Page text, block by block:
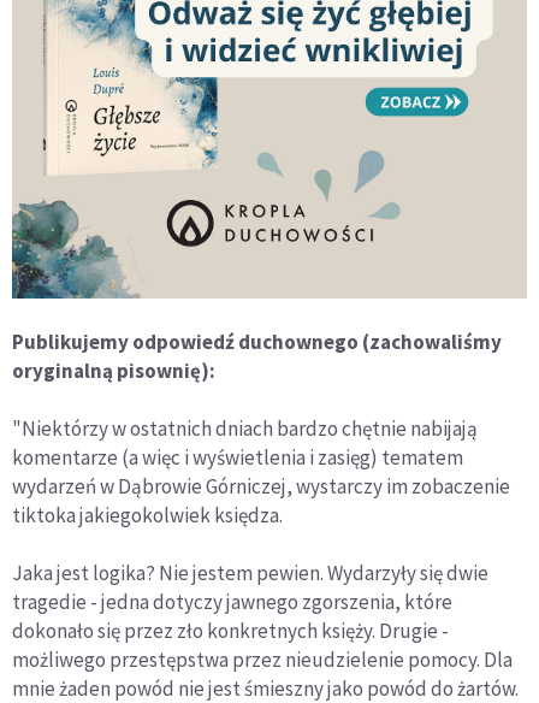
Publikujemy odpowiedź duchownego (zachowaliśmy
oryginalną pisownię):
"Niektórzy w ostatnich dniach bardzo chętnie nabijają
komentarze (a więc i wyświetlenia i zasięg) tematem
wydarzeń w Dąbrowie Górniczej, wystarczy im zobaczenie
tiktoka jakiegokolwiek księdza.
Jaka jest logika? Nie jestem pewien. Wydarzyły się dwie
tragedie - jedna dotyczy jawnego zgorszenia, które
dokonało się przez zło konkretnych księży. Drugie -
możliwego przestępstwa przez nieudzielenie pomocy. Dla
mnie żaden powód nie jest śmieszny jako powód do żartów.